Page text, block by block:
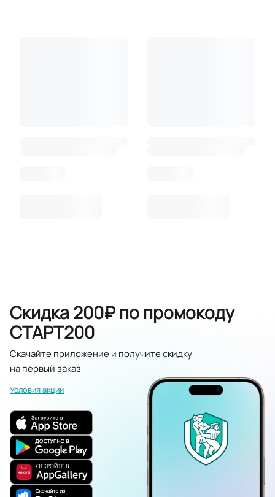
Скидка 200₽ по промокоду
СТАРТ200
Скачайте приложение и получите скидку
на первый заказ
Условия акции